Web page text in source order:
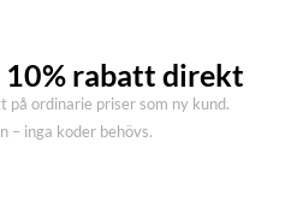
10% rabatt direkt
på ordinarie priser som ny kund.
– inga koder behövs.